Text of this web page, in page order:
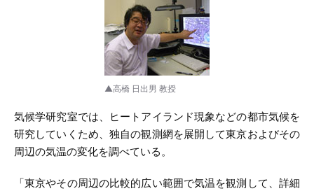
▲高橋 日出男 教授
気候学研究室では、ヒートアイランド現象などの都市気候を
研究していくため、独自の観測網を展開して東京およびその
周辺の気温の変化を調べている。
「東京やその周辺の比較的広い範囲で気温を観測して、詳細